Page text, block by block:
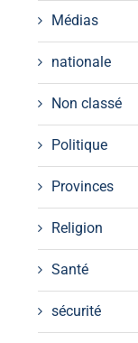
Médias
nationale
Non classé
Politique
Provinces
Religion
Santé
sécurité